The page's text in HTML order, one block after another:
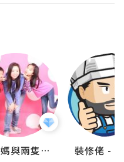
儍媽媽與兩隻小魔怪之家